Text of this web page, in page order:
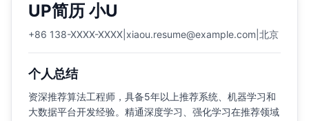
UP简历 小U
+86 138-XXXX-XXXX xiaou.resume@example.com 北京
个人总结
资深推荐算法工程师，具备5年以上推荐系统、机器学习和
大数据平台开发经验。精通深度学习、强化学习在推荐领域